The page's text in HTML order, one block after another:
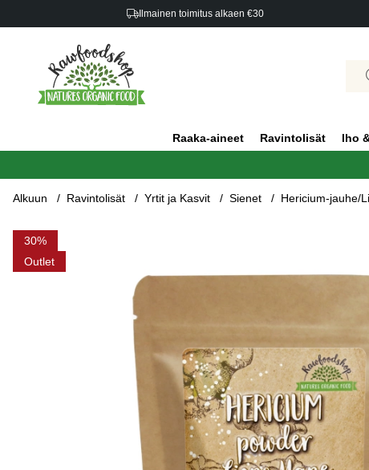
Ilmainen toimitus alkaen €30
Raaka-aineet Ravintolisät Iho
Alkuun Ravintolisät Yrtit ja Kasvit Sienet Hericium-jauhe/
30
Outlet
Tuotekuvat Hericium-jauhe/Lion's Mane LUOMU 125g